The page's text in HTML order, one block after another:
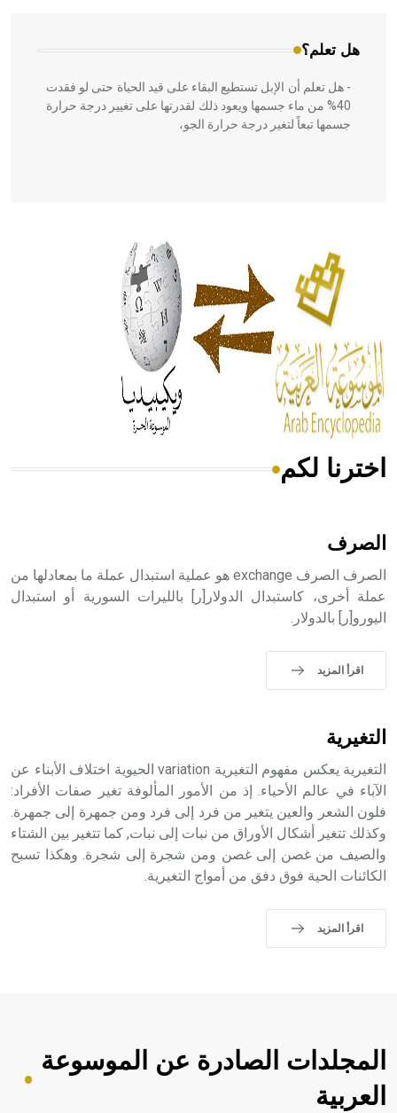
هل تعلم؟
- هل تعلم أن الإبل تستطيع البقاء على قيد الحياة حتى لو فقدت
40% من ماء جسمها ويعود ذلك لقدرتها على تغيير درجة حرارة
جسمها تبعاً لتغير درجة حرارة الجو،
الحكم، الأدلة، تنظيم التغذية، ورسالته في جروح الرأس. ويعود
له الفضل بأنه حرر الطب من الدين والفلسفة.
- هل تعلم أن المرجان إفراز حيواني يتكون في البحر ويتركب
من مادة كربونات الكلسيوم، وهو أحمر أو شديد الحمرة وهو
أجود أنواعه، ويمتاز بكبر الحجم ويسمى الش
هل تعلم أن الأبسيد كلمة فرنسية اللفظ تم اعتمادها مصطلحاً
التاسع، وهم ينتسبون إلى أسرة أوسروين
sign تكتب منفصلة غير متصلة، وتعتمد المبدأ الأكوروفوني،
حيث تقتصر القيمة الصوتية للعلامة الك
اخترنا لكم
الصرف
الصرف الصرف exchange هو عملية استبدال عملة ما بمعادلها من
عملة أخرى، كاستبدال الدولار[ر] بالليرات السورية أو استبدال
اليورو[ر] بالدولار.
اقرأ المزيد
التغيرية
التغيرية يعكس مفهوم التغيرية variation الحيوية اختلاف الأبناء عن
الآباء في عالم الأحياء. إذ من الأمور المألوفة تغير صفات الأفراد:
فلون الشعر والعين يتغير من فرد إلى فرد ومن جمهرة إلى جمهرة.
وكذلك تتغير أشكال الأوراق من نبات إلى نبات, كما تتغير بين الشتاء
والصيف من غصن إلى غصن ومن شجرة إلى شجرة. وهكذا تسبح
الكائنات الحية فوق دفق من أمواج التغيرية.
اقرأ المزيد
المجلدات الصادرة عن الموسوعة
العربية